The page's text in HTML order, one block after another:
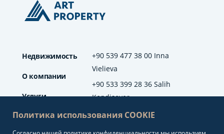
+90 539 477 38 00 Inna
Vielieva
+90 533 399 28 36 Salih
Kendisever
Недвижимость
О компании
Услуги
Отзывы
Политика использования COOKIE